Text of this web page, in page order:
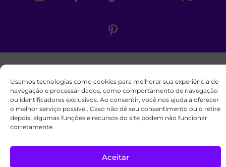
Usamos tecnologias como cookies para melhorar sua experiência de
navegação e processar dados, como comportamento de navegação
ou identificadores exclusivos. Ao consentir, você nos ajuda a oferecer
o melhor serviço possível. Caso não dê seu consentimento ou o retire
depois, algumas funções e recursos do site podem não funcionar
corretamente.
Aceitar